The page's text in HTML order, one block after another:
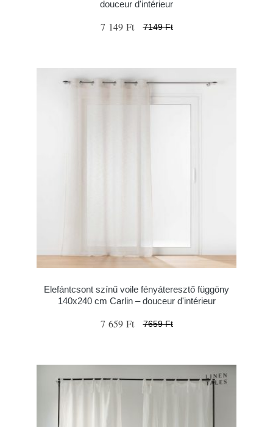
douceur d'intérieur
7 149 Ft 7149 Ft
Elefántcsont színű voile fényáteresztő függöny
140x240 cm Carlin – douceur d'intérieur
7 659 Ft 7659 Ft